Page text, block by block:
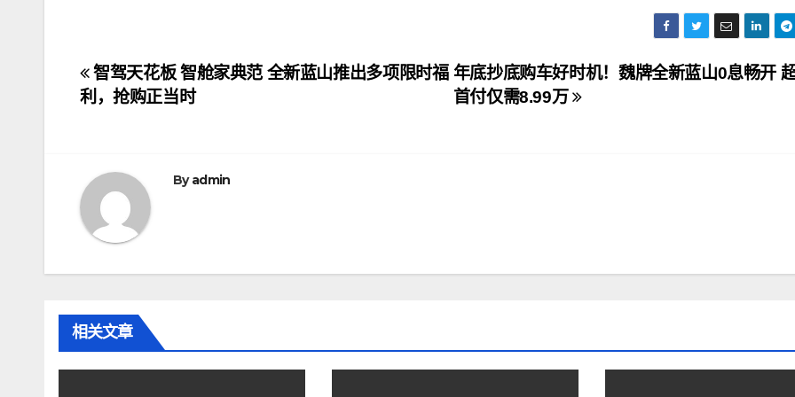
文
章
航
年底抄底购车好时机！魏牌全新蓝山0息畅开
首付仅需8.99万
智驾天花板 智舱家典范 全新蓝山推出多项限时福
利，抢购正当时
Byadmin
相关文章